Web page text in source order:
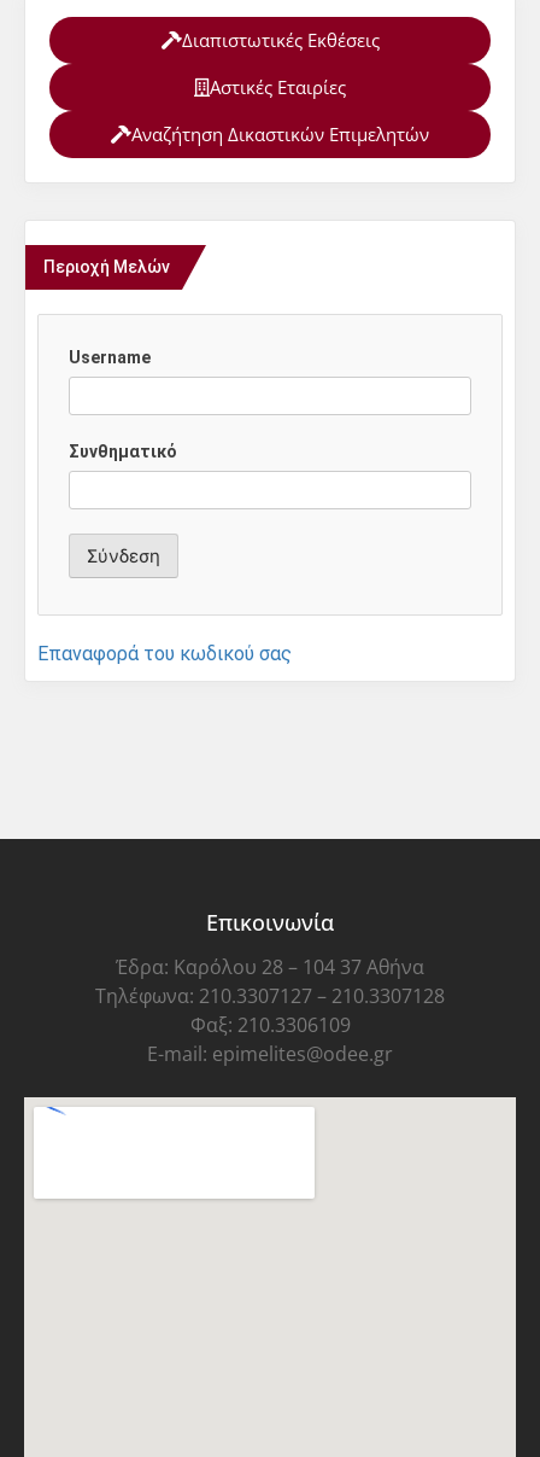
Διαπιστωτικές Εκθέσεις
Αστικές Εταιρίες
Αναζήτηση Δικαστικών Επιμελητών
Περιοχή Μελών
Username
Συνθηματικό
Επαναφορά του κωδικού σας
Επικοινωνία
Έδρα: Καρόλου 28 – 104 37 Αθήνα
Τηλέφωνα: 210.3307127 – 210.3307128
Φαξ: 210.3306109
E-mail: epimelites@odee.gr